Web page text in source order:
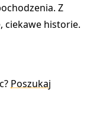
Z
ciekawe historie.
Poszukaj